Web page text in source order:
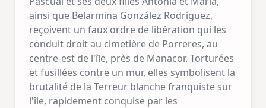
ainsi que Belarmina González Rodríguez,
reçoivent un faux ordre de libération qui les
conduit droit au cimetière de Porreres, au
centre-est de l'île, près de Manacor. Torturées
et fusillées contre un mur, elles symbolisent la
brutalité de la Terreur blanche franquiste sur
l'île, rapidement conquise par les